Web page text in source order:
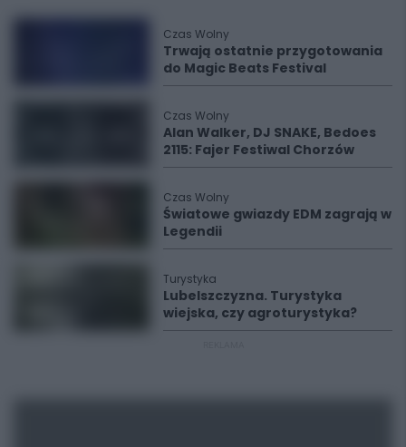
Czas Wolny
Trwają ostatnie przygotowania
do Magic Beats Festival
Czas Wolny
Alan Walker, DJ SNAKE, Bedoes
2115: Fajer Festiwal Chorzów
Czas Wolny
Światowe gwiazdy EDM zagrają w
Legendii
Turystyka
Lubelszczyzna. Turystyka
wiejska, czy agroturystyka?